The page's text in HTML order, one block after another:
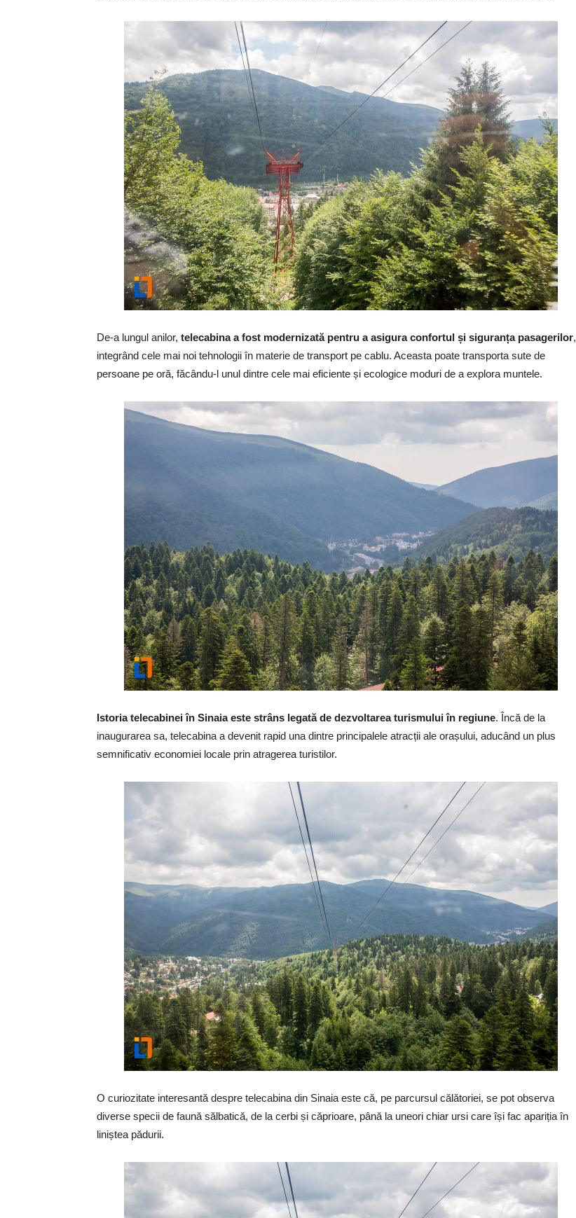
De-a lungul anilor, telecabina a fost modernizată pentru a asigura confortul și siguranța pasagerilor,
integrând cele mai noi tehnologii în materie de transport pe cablu. Aceasta poate transporta sute de
persoane pe oră, făcându-l unul dintre cele mai eficiente și ecologice moduri de a explora muntele.
Istoria telecabinei în Sinaia este strâns legată de dezvoltarea turismului în regiune. Încă de la
inaugurarea sa, telecabina a devenit rapid una dintre principalele atracții ale orașului, aducând un plus
semnificativ economiei locale prin atragerea turistilor.
O curiozitate interesantă despre telecabina din Sinaia este că, pe parcursul călătoriei, se pot observa
diverse specii de faună sălbatică, de la cerbi și căprioare, până la uneori chiar ursi care își fac apariția în
liniștea pădurii.